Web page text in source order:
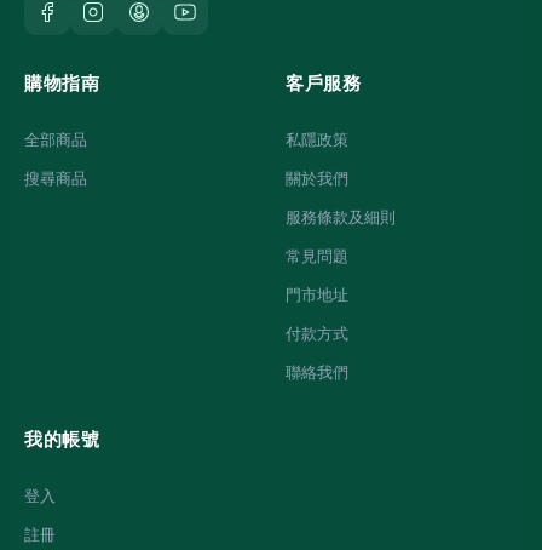
購物指南
全部商品
搜尋商品
客戶服務
私隱政策
關於我們
服務條款及細則
常見問題
門市地址
付款方式
聯絡我們
我的帳號
登入
註冊